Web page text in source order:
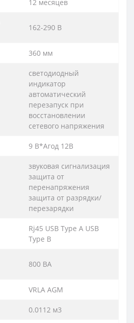
12 месяцев
162-290 В
360 мм
светодиодный
индикатор
автоматический
перезапуск при
восстановлении
сетевого напряжения
9 В*Агод 12В
звуковая сигнализация
защита от
перенапряжения
защита от разрядки/
перезарядки
Rj45 USB Type A USB
Type B
800 ВА
VRLA AGM
0.0112 м3